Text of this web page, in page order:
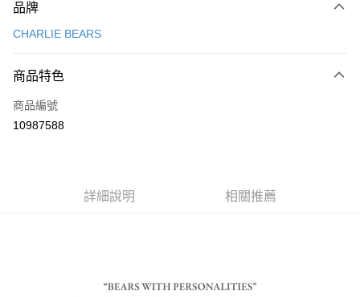
信用卡一次付款
運送方式
付款後全家取貨
品牌
CHARLIE BEARS
商品特色
商品編號
10987588
詳細說明 相關推薦